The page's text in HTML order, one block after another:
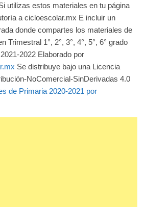
utilizas estos materiales en tu página
a cicloescolar.mx E incluir un
donde compartes los materiales de
Trimestral 1°, 2°, 3°, 4°, 5°, 6° grado
2022 Elaborado por
Se distribuye bajo una Licencia
NoComercial-SinDerivadas 4.0
de Primaria 2020-2021 por